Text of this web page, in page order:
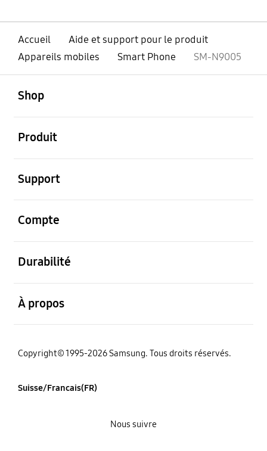
Accueil
Aide et support pour le produit
Appareils mobiles
Smart Phone SM-N9005
Shop
Produit
Support
Compte
Durabilité
À propos
Copyright© 1995-2026 Samsung. Tous droits réservés.
Suisse/Francais(FR)
Nous suivre